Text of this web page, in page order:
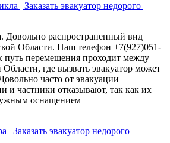
| Заказать эвакуатор недорого |
Довольно распространенный вид
Области. Наш телефон +7(927)051-
путь перемещения проходит между
где вызвать эвакуатор может
часто от эвакуации
и частники отказывают, так как их
оснащением
| Заказать эвакуатор недорого |